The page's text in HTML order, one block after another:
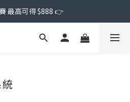
最高可得 $888 👉